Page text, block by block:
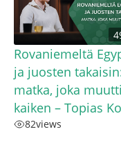
Rovaniemeltä
ja juosten
matka, joka muutti
kaiken – Topias
82views